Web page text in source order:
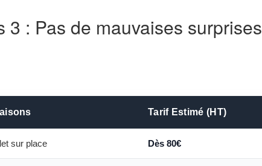
: Pas de mauvaises surprises
Tarif Estimé (HT)
sur place Dès 80€